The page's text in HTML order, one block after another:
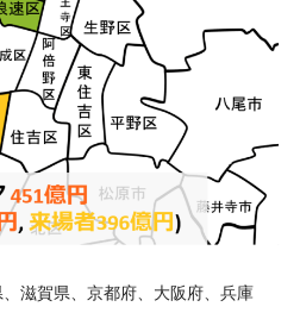
滋賀県、京都府、大阪府、兵庫